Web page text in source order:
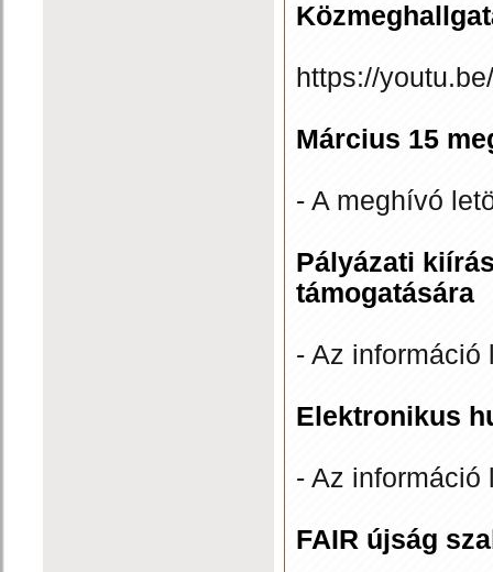
https://
Március 15
- A meghívó
Pályázati
támogatására
- Az információ
Elektronikus
- Az információ
FAIR újság